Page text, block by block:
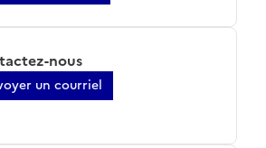
nous
un courriel